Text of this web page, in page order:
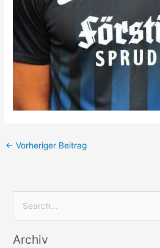
← Vorheriger Beitrag
c
Archiv